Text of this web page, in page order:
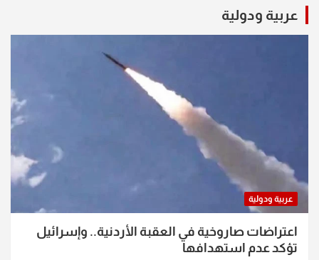
عربية ودولية
عربية ودولية
اعتراضات صاروخية في العقبة الأردنية.. وإسرائيل
تؤكد عدم استهدافها